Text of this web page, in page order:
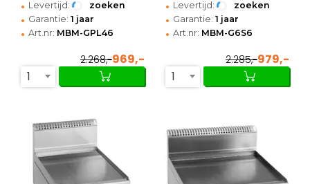
• Levertijd: zoeken
• Garantie: 1 jaar
• Art.nr: MBM-GPL46
2.268,-969,-
1
• Levertijd: zoeken
• Garantie: 1 jaar
• Art.nr: MBM-G6S6
2.285,-979,-
1